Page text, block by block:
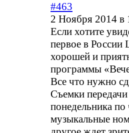
#463
2 Ноября 2014 в
Если хотите
первое в России
хорошей и
программы
Все что нужно
Съемки
понедельника
музыкальные